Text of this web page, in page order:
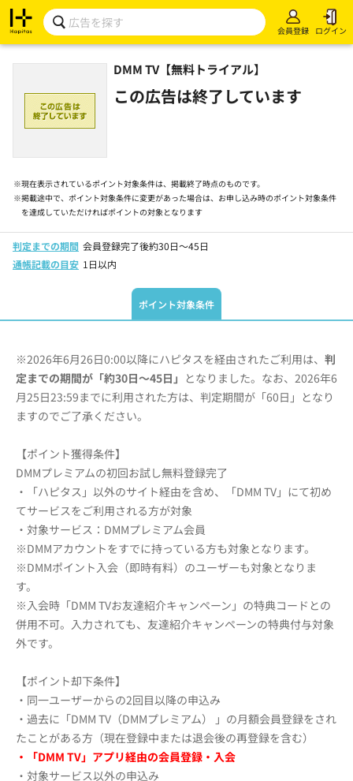
会員登録 ログイン
DMM TV【無料トライアル】
この広告は終了しています
※現在表示されているポイント対象条件は、掲載終了時点のものです。
※掲載途中で、ポイント対象条件に変更があった場合は、お申し込み時のポイント対象条件
を達成していただければポイントの対象となります
判定までの期間 会員登録完了後約30日～45日
通帳記載の目安 1日以内
ポイント対象条件
※2026年6月26日0:00以降にハピタスを経由されたご利用は、 判
定までの期間が「約30日～45日」 となりました。なお、2026年6
月25日23:59までに利用された方は、判定期間が「60日」となり
ますのでご了承ください。
【ポイント獲得条件】
DMMプレミアムの初回お試し無料登録完了
・「ハピタス」以外のサイト経由を含め、「DMM TV」にて初め
てサービスをご利用される方が対象
・対象サービス：DMMプレミアム会員
※DMMアカウントをすでに持っている方も対象となります。
※DMMポイント入会（即時有料）のユーザーも対象となりま
す。
※入会時「DMM TVお友達紹介キャンペーン」の特典コードとの
併用不可。入力されても、友達紹介キャンペーンの特典付与対象
外です。
【ポイント却下条件】
・同一ユーザーからの2回目以降の申込み
・過去に「DMM TV（DMMプレミアム） 」の月額会員登録をされ
たことがある方（現在登録中または退会後の再登録を含む）
・「DMM TV」アプリ経由の会員登録・入会
・対象サービス以外の申込み